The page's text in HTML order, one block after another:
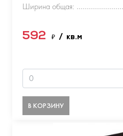
Ширина общая:
592 ₽ / кв.м
В КОРЗИНУ